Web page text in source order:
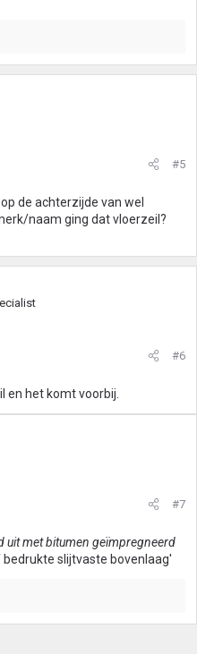
#5
de achterzijde van wel
naam ging dat vloerzeil?
#6
en het komt voorbij.
#7
uit met bitumen geïmpregneerd
slijtvaste bovenlaag'